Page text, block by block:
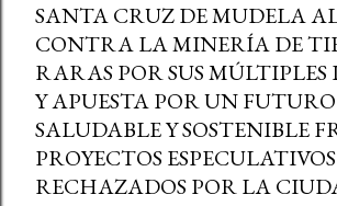
SANTA CRUZ DE MUDELA
CONTRA LA MINERÍA DE
RARAS POR SUS MÚLTIPLES
Y APUESTA POR UN FUTURO
SALUDABLE Y SOSTENIBLE
PROYECTOS ESPECULATIVOS
RECHAZADOS POR LA